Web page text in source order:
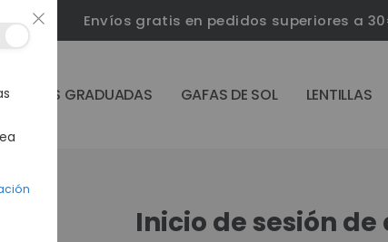
Envíos gratis en pedidos superiores a
GAFAS GRADUADAS GAFAS DE SOL LENTILLAS
Inicio de sesión